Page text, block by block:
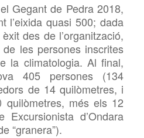
Gegant de Pedra 2018,
l’eixida quasi 500; dada
des de l’organització,
les persones inscrites
la climatologia. Al final,
405 persones (134
de 14 quilòmetres, i
quilòmetres, més els 12
Excursionista d’Ondara
“granera”).